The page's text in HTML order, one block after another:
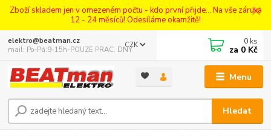
Zboží skladem jen v omezeném počtu - kdo první přijde... Na vše záruka
12 - 24 měsíců! Odesíláme okamžitě!
Menu
CZK
Hledat
elektro@beatman.cz
mail: Po-Pá:9-15h-POUZE PRAC. DNY
0 ks
za 0 Kč